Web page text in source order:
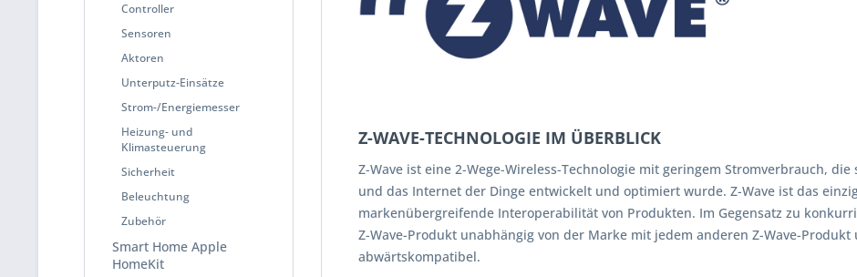
Controller
Sensoren
Aktoren
Unterputz-Einsätze
Strom-/Energiemesser
Heizung- und
Klimasteuerung
Sicherheit
Beleuchtung
Zubehör
Smart Home Apple
HomeKit
Z-WAVE-TECHNOLOGIE IM ÜBERBLICK
Z-Wave ist eine 2-Wege-Wireless-Technologie mit geringem Stromverbrauch,
und das Internet der Dinge entwickelt und optimiert wurde. Z-Wave ist das
markenübergreifende Interoperabilität von Produkten. Im Gegensatz zu
Z-Wave-Produkt unabhängig von der Marke mit jedem anderen Z-Wave-
abwärtskompatibel.